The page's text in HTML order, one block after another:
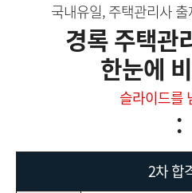
국내유일, 주택관리사
경록 주택관
한눈에
슬라이드를
:
2차 합